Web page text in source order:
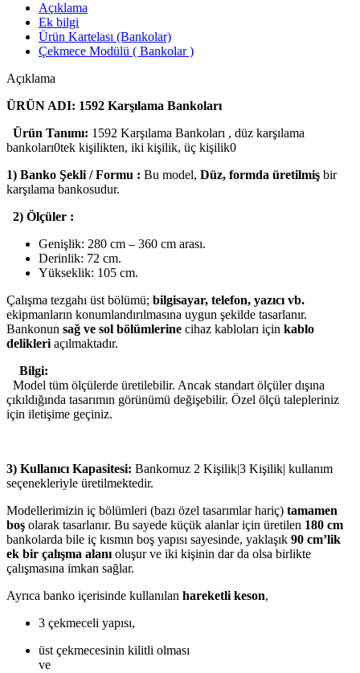
Açıklama
Ek bilgi
Ürün Kartelası (Bankolar)
Çekmece Modülü ( Bankolar )
Açıklama
ÜRÜN ADI: 1592 Karşılama Bankoları
Ürün Tanımı: 1592 Karşılama Bankoları , düz karşılama
bankoları0tek kişilikten, iki kişilik, üç kişilik0
1) Banko Şekli / Formu : Bu model, Düz, formda üretilmiş bir
karşılama bankosudur.
2) Ölçüler :
Genişlik: 280 cm – 360 cm arası.
Derinlik: 72 cm.
Yükseklik: 105 cm.
Çalışma tezgahı üst bölümü; bilgisayar, telefon, yazıcı vb.
ekipmanların konumlandırılmasına uygun şekilde tasarlanır.
Bankonun sağ ve sol bölümlerine cihaz kabloları için kablo
delikleri açılmaktadır.
Bilgi:
Model tüm ölçülerde üretilebilir. Ancak standart ölçüler dışına
çıkıldığında tasarımın görünümü değişebilir. Özel ölçü talepleriniz
için iletişime geçiniz.
3) Kullanıcı Kapasitesi: Bankomuz 2 Kişilik|3 Kişilik| kullanım
seçenekleriyle üretilmektedir.
Modellerimizin iç bölümleri (bazı özel tasarımlar hariç) tamamen
boş olarak tasarlanır. Bu sayede küçük alanlar için üretilen 180 cm
bankolarda bile iç kısmın boş yapısı sayesinde, yaklaşık 90 cm’lik
ek bir çalışma alanı oluşur ve iki kişinin dar da olsa birlikte
çalışmasına imkan sağlar.
Ayrıca banko içerisinde kullanılan hareketli keson,
3 çekmeceli yapısı,
üst çekmecesinin kilitli olması
ve